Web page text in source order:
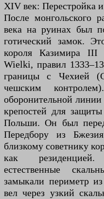
XIV век: Перестройка
После монгольского
века на руинах был
готический замок.
короля Казимира III
Wielki, правил
границы с Чехией
чешским
оборонительной
крепостей для
Польши. Он был
Передбору из
близкому советнику
как
естественные
замыкали периметр
вел через узкий